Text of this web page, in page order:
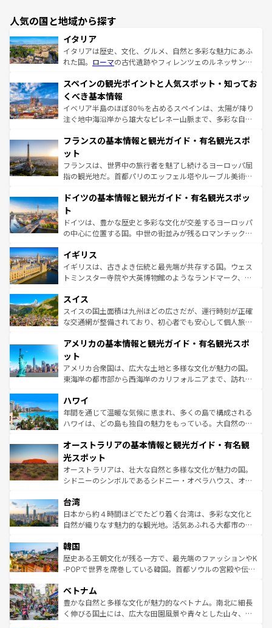
人気の国と地域から探す
イタリア
イタリアは歴史、文化、グルメ、自然と多彩な魅力にあふ
れた国。 ローマの古代遺跡やフィレンツェのルネッサンス
ろん、トスカーナの美しい田園風景やアマルフィ海岸の絶
景など、自然景観も見逃せない。観光の合間には、本場の
ピザやパスタなど、絶品のイタリア料理を堪能することも
できる。朝目覚めてから夜眠るまで、すべての瞬間を楽し
なお、新着のイタリア情報はコンテンツ一覧を参照してほ
しい。
スペインの観光ポイントと人気スポット・知ってお
くべき基本情報
イベリア半島のほぼ80％を占めるスペインは、太陽が降り
注ぐ地中海沿岸から雄大なピレネー山脈まで、多彩な自然
文化が根付くこの国では、情熱的なフラメンコ、熱気あふ
れる闘牛、そして美味しいタパスが生活の一部となってい
る。首都マドリードの洗練された雰囲気や、バルセロナの
アートに溢れた街角から、地方では古代ローマ遺跡や中世
せる。地方によって風土や気候が異なるスペインはその個
ンテンツ一覧 を参照してほしい。
フランスの基本情報と観光ガイド・有名観光スポ
ット
フランスは、世界中の旅行者を魅了し続けるヨーロッパ屈
指の観光地だ。首都パリのエッフェル塔やルーブル美術館
で、幅広い魅力が詰まっている。華麗な宮殿、歴史的な大
聖堂、美しいビーチ、そして豊かな自然が、訪れる者を心
から魅了する。また、フランスは美食の国としても知ら
れ、フランス料理はユネスコ無形文化遺産にも登録されて
香り高いラベンダー畑など、多彩な楽しみ方が可能だ。さ
らに、パリ以外の地域にも魅力が溢れており、どの街角に
も豊かな歴史と文化が息づいている。パリ以外の個性あふ
を参照してほしい。
ドイツの基本情報と観光ガイド・有名観光スポッ
ト
ドイツは、豊かな歴史と多彩な文化が交差するヨーロッパ
の中心に位置する国。中世の街並みが残るロマンチック街
顔を持つこの国は、どこを歩いても飽きることがない。ベ
ルリンの文化的活気、バイエルン州のアルプスの絶景、そ
してライン川沿いのワイン畑といった風景は必見。ビール
は、お酒好きな人にはぜひ体験してほしい。 なお、新着の
ドイツ情報はコンテンツ一覧を参照してほしい。
イギリス
イギリスは、古きよき伝統と最先端が共存する国。ウェス
トミンスター寺院や大英博物館のようなランドマーク、歴
リアごとに異なる魅力がある。また、優雅なアフタヌーン
ティー、ビール好きにはたまらない英国パブ、サッカー観
戦など、本場だからこそできる体験も豊富。イギリスを旅
ンツ一覧を参照してほしい。
スイス
スイスの国土面積は九州ほどの広さだが、運行時刻が正確
な交通網が整備されており、初心者でも安心して個人旅行
の建物がそのまま残る町や、スイスならではのユニークな
博物館もあり、アルプス観光だけでなく町歩きも満喫する
ことができる。国民の所得が高いため物価も高いが、旅行
者向けの交通パス提供のサービスもあり、うまく活用すれ
着のスイス情報は
アメリカの基本情報と観光ガイド・有名観光スポ
ット
アメリカ合衆国は、広大な土地と多様な文化が魅力の国。
東海岸の都市部から西海岸のカリフォルニアまで、訪れる
のような巨大都市は、観光、ショッピング、エンターテイ
ンメントが詰まった刺激的なスポットだ。一方、アメリカ
西部には大自然が広がり、グランドキャニオンやイエロー
部のニューオーリンズでは、音楽と美食が融合した独特の
文化が魅力。旅行者はアメリカの各地域で異なる魅力を楽
しみながら、その多様性と豊かな歴史を感じることができ
るだろう。車でのロードトリップや列車の旅も、アメリカ
情報は
ハワイ
年間を通じて温暖な気候に恵まれ、多くの島で構成される
ハワイは、どの島も独自の魅力をもっている。大自然の神
ワイ島は見逃せない。また、定番の観光地といえばオアフ
島だが、静かな自然を求めるならマウイ島やカウアイ島が
おすすめ。エメラルドグリーンに輝く海をはじめ、豊かな
文化や歴史が息づいている。「アロハスピリット」と呼ば
人々、おいしいローカルフードやハワイアンミュージッ
ク、伝統的なフラダンスなど、すべてがハワイの魅力を彩
っている。訪れるたびに新しい発見と感動が待っているハ
はコンテンツ一覧
オーストラリアの基本情報と観光ガイド・有名観
光スポット
オーストラリアは、壮大な自然と多様な文化が魅力の国。
シドニーのシンボルであるシドニー・オペラハウス、オー
リアリーフや大陸中央部にそびえるウルル（エアーズロッ
ク）、タスマニアの美しい原生林やケアンズの熱帯雨林な
ど、見どころがたくさん。また、カフェやワイン、オージ
いる。アクティビティも充実しており、サーフィンやダイ
ビング、ハイキングなど、アウトドア好きにはたまらな
い。オーストラリアの多彩な魅力を存分に味わいつくそ
参照してほしい。
台湾
日本から約４時間ほどでたどり着く台湾は、多彩な文化と
自然が織りなす魅力的な観光地。活気あふれる大都市の台
ン）、静ひつな山岳地帯である台湾東部など、都市の喧騒
と山間の静けさが共存しており、訪れる人に新しい発見と
驚きをもたらしてくれる。また、奥深い台湾の食文化も魅
容にもいいと評判のスイーツなど、バラエティ豊かな料理
が味わえる。 なお、新着の台湾情報は コンテンツ一覧を参
照してほしい。
韓国
歴史ある王朝文化が残る一方で、最先端のファッションやK
-POPで世界を席巻している韓国。首都ソウルの宮殿や伝統
き、地方に足を延ばせば四季折々の自然美を楽しむことが
できる。そして、キムチや焼肉、絶品のストリートフード
まで、さまざまな韓国料理が待っている。夜には、韓国な
ベトナム
豊かな自然と多様な文化が魅力的なベトナム。南北に細長
く伸びる国土には、広大な田園風景や青々とした山々、世